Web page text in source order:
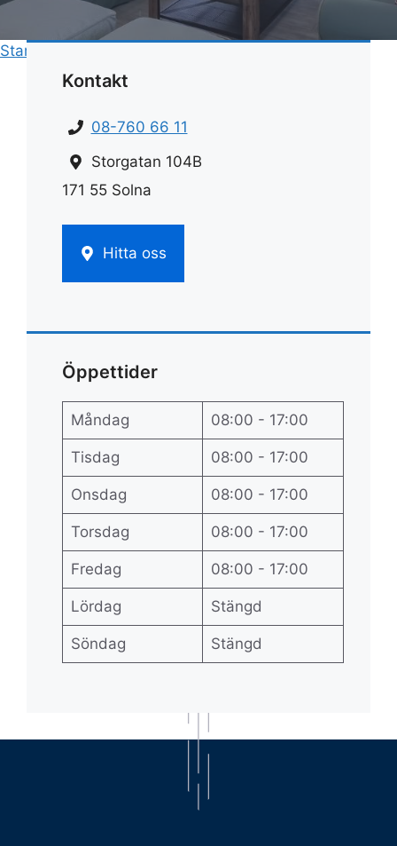
Start
Kontakt
08-760 66 11
Storgatan 104B
171 55 Solna
Hitta oss
Öppettider
Måndag 08:00 - 17:00
Tisdag 08:00 - 17:00
Onsdag 08:00 - 17:00
Torsdag 08:00 - 17:00
Fredag 08:00 - 17:00
Lördag Stängd
Söndag Stängd